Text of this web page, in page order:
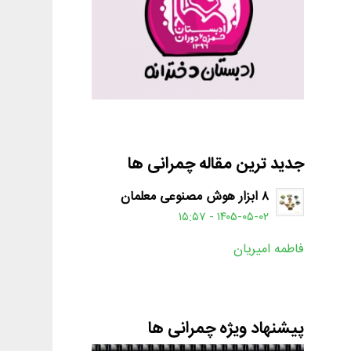
جدید ترین مقاله چمرانی ها
۸ ابزار هوش مصنوعی معلمان
۱۴۰۵-۰۵-۰۲ - ۱۵:۵۷
فاطمه امیریان
پیشنهاد ویژه چمرانی ها